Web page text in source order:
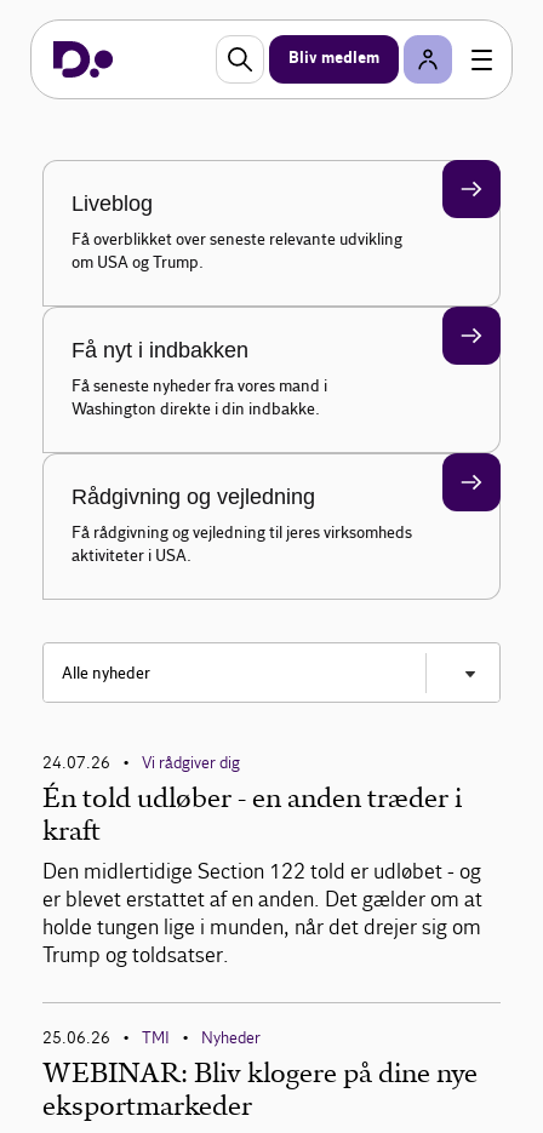
Bliv medlem
USA
Få overblikket over seneste nyheder om Trump og
Liveblog
Få overblikket over seneste relevante udvikling
om USA og Trump.
Få nyt i indbakken
Få seneste nyheder fra vores mand i
Washington direkte i din indbakke.
Rådgivning og vejledning
Få rådgivning og vejledning til jeres virksomheds
aktiviteter i USA.
USA - ugen der gik
Analyser
Arrangementer
24.07.26 • Vi rådgiver dig
Én told udløber - en anden træder i
kraft
Den midlertidige Section 122 told er udløbet - og
er blevet erstattet af en anden. Det gælder om at
holde tungen lige i munden, når det drejer sig om
Trump og toldsatser.
25.06.26 • TMI • Nyheder
WEBINAR: Bliv klogere på dine nye
eksportmarkeder